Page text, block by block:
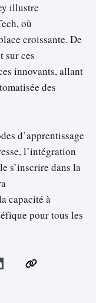
illustre
où
croissante. De
sur ces
innovants, allant
des
d’apprentissage
l’intégration
s’inscrire dans la
capacité à
pour tous les